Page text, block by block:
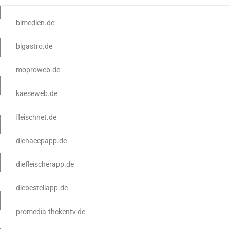
blmedien.de
blgastro.de
moproweb.de
kaeseweb.de
fleischnet.de
diehaccpapp.de
diefleischerapp.de
diebestellapp.de
promedia-thekentv.de